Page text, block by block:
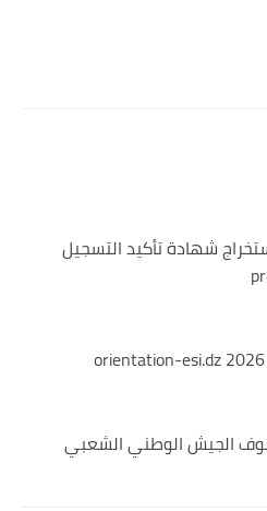
شهادة تأكيد التسجيل
الجيش الوطني الشعبي